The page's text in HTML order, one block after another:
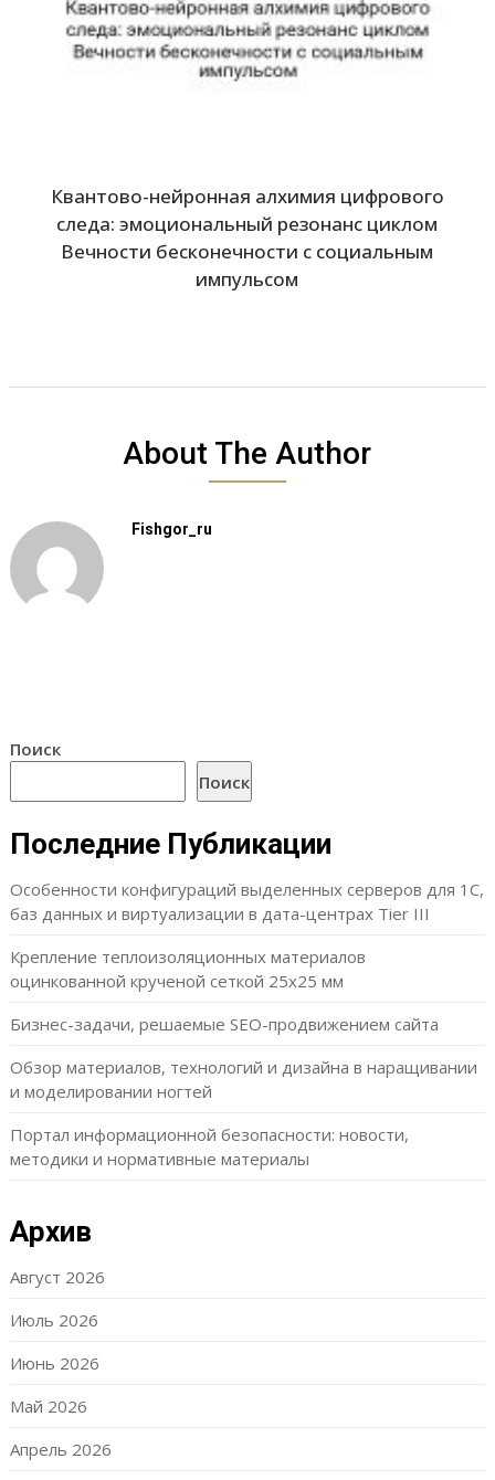
Квантово-нейронная алхимия цифрового
следа: эмоциональный резонанс циклом
Вечности бесконечности с социальным
импульсом
About The Author
Fishgor_ru
Поиск
Поиск
Последние Публикации
Особенности конфигураций выделенных серверов для 1С,
баз данных и виртуализации в дата-центрах Tier III
Крепление теплоизоляционных материалов
оцинкованной крученой сеткой 25х25 мм
Бизнес-задачи, решаемые SEO-продвижением сайта
Обзор материалов, технологий и дизайна в наращивании
и моделировании ногтей
Портал информационной безопасности: новости,
методики и нормативные материалы
Архив
Август 2026
Июль 2026
Июнь 2026
Май 2026
Апрель 2026